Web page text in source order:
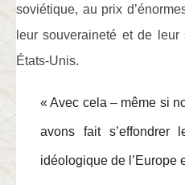
soviétique, au prix
leur souveraineté et de
États-Unis.
« Avec cela – même si
avons fait s’effondrer
idéologique de l’Europe